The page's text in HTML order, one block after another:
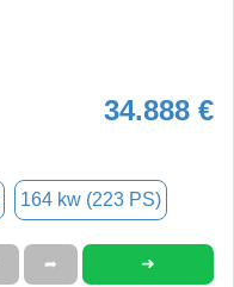
34.888 €
164 kw (223 PS)
➦ ➜